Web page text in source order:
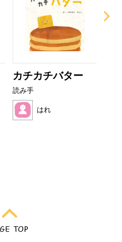
カチカチバター
読み手
はれ